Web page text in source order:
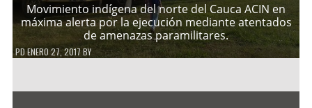
Movimiento indígena del norte del Cauca ACIN en
máxima alerta por la ejecución mediante atentados
de amenazas paramilitares.
PDENERO 27, 2017 BY